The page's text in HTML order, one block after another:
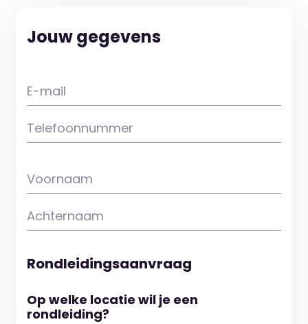
Jouw gegevens
E-mail
Telefoonnummer
Voornaam
Achternaam
Rondleidingsaanvraag
Op welke locatie wil je een
rondleiding?